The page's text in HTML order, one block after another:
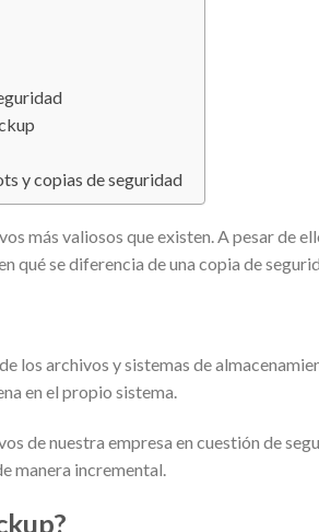
y copias de seguridad
más valiosos que existen. A pesar de
qué se diferencia de una copia de
los archivos y sistemas de
en el propio sistema.
de nuestra empresa en cuestión de
manera incremental.